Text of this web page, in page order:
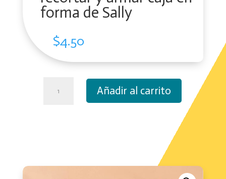
forma de Sally
$4.50
digital
Añadir al carrito